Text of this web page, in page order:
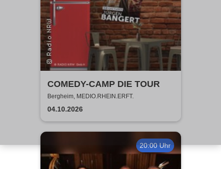
COMEDY-CAMP DIE TOUR
Bergheim, MEDIO.RHEIN.ERFT.
04.10.2026
20:00 Uhr